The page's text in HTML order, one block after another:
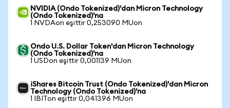
NVIDIA (Ondo Tokenized)'dan Micron Technology
(Ondo Tokenized)'na
1 NVDAon eşittir 0,253090 MUon
Ondo U.S. Dollar Token'dan Micron Technology
(Ondo Tokenized)'na
1 USDon eşittir 0,001139 MUon
iShares Bitcoin Trust (Ondo Tokenized)'dan Micron
Technology (Ondo Tokenized)'na
1 IBITon eşittir 0,041396 MUon